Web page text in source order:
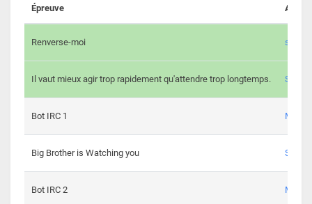
Épreuve Auteur
Renverse-moi s3th
Il vaut mieux agir trop rapidement qu'attendre trop longtemps. Spl3en
Bot IRC 1
Big Brother is Watching you
Bot IRC 2